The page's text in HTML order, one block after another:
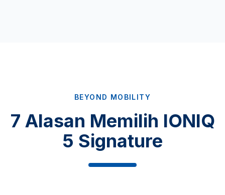
BEYOND MOBILITY
7 Alasan Memilih IONIQ
5 Signature